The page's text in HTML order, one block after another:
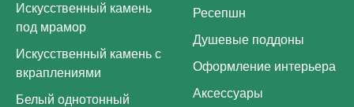
Искусственный камень
под мрамор
Искусственный камень с
вкраплениями
Белый однотонный
Ресепшн
Душевые поддоны
Оформление интерьера
Аксессуары